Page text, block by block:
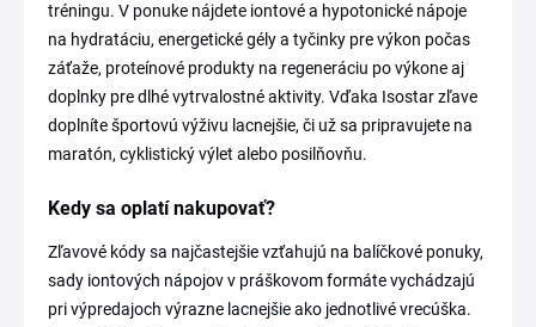
tréningu. V ponuke nájdete iontové a hypotonické nápoje
na hydratáciu, energetické gély a tyčinky pre výkon počas
záťaže, proteínové produkty na regeneráciu po výkone aj
doplnky pre dlhé vytrvalostné aktivity. Vďaka Isostar zľave
doplníte športovú výživu lacnejšie, či už sa pripravujete na
maratón, cyklistický výlet alebo posilňovňu.
Kedy sa oplatí nakupovať?
Zľavové kódy sa najčastejšie vzťahujú na balíčkové ponuky,
sady iontových nápojov v práškovom formáte vychádzajú
pri výpredajoch výrazne lacnejšie ako jednotlivé vrecúška.